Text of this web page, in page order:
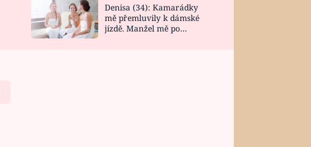
DESIGN
Denisa (34): Kamarádky
mě přemluvily k dámské
jízdě. Manžel mě po